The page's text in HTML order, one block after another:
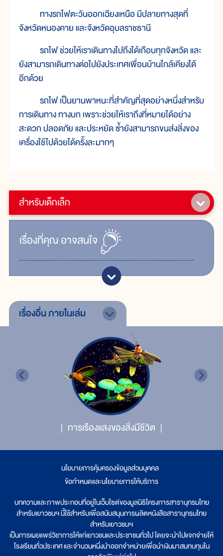
สำหรับเด็กเล็ก
เรื่ิองที่คุณอาจสนใจ
ทางรถไฟตะวันออกเฉียงเหนือ มีปลายทางสุดที่
จังหวัดหนองคาย และจังหวัดอุบลราชธานี
รถไฟ ช่วยให้เราเดินทางไปถึงได้เกือบทุกจังหวัด และ
ยังสามารถเดินทางต่อไปยังประเทศเพื่อนบ้านใกล้เคียงได้
อีกด้วย
รถไฟ เป็นยานพาหนะที่สำคัญที่สุดอย่างหนึ่งสำหรับ
การเดินทาง ทางบก เพราะช่วยให้เราถึงที่หมายได้อย่าง
สะดวก ปลอดภัย และประหยัด ซ้ำยังสามารถขนส่งสิ่งของ
เครื่องใช้ไปด้วยได้ครั้งละมากๆ
เรื่องอื่นภายในเล่ม
การเรืองแสงของสิ่งมีชีวิต
นโยบายการคุ้มครองข้อมูลส่วนบุคคล
ข้อกำหนดและนโยบายการให้บริการ
บทความและภาพประกอบที่อยู่ในเว็บไซต์ของมูลนิธิโครงการสารานุกรมไทย
สำหรับเยาวชนฯ นี้ใช้สำหรับเพื่อสนับสนุนการผลิตหนังสือสารานุกรมไทย
สำหรับเยาวชนฯ
เป็นการเผยแพร่วิชาการให้แก่เยาวชนและประชาชนทั่วไป โดยจะนำไปแจกจ่ายให้
โรงเรียนทั่วประเทศ และจำนวนหนึ่งนำออกจำหน่ายเพื่อนำเงินมาสมทบทุนใน